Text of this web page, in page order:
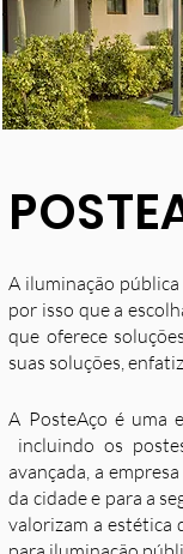
A iluminação pública
por isso que a
que oferece
suas soluções,
A PosteAço é uma
incluindo os
avançada, a
da cidade e para a
valorizam a estética